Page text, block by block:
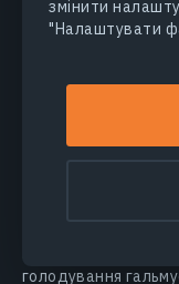
змінити
"Налаштувати
Баланс
врожаї, але його
голодування